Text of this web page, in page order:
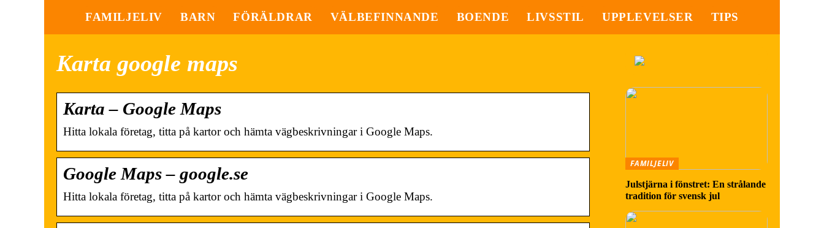
FAMILJELIV BARN FÖRÄLDRAR VÄLBEFINNANDE BOENDE LIVSSTIL UPPLEVELSER TIPS
Karta google maps
Karta – Google Maps
Hitta lokala företag, titta på kartor och hämta vägbeskrivningar i Google Maps.
Google Maps – google.se
Hitta lokala företag, titta på kartor och hämta vägbeskrivningar i Google Maps.
FAMILJELIV
Julstjärna i fönstret: En strålande
tradition för svensk jul